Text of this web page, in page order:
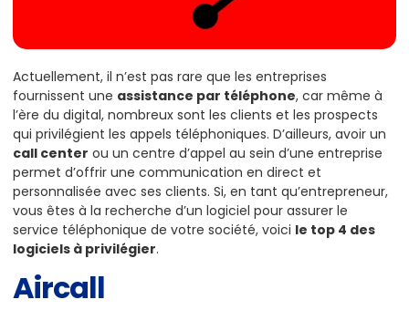
Actuellement, il n’est pas rare que les entreprises
fournissent une assistance par téléphone, car même à
l’ère du digital, nombreux sont les clients et les prospects
qui privilégient les appels téléphoniques. D’ailleurs, avoir un
call center ou un centre d’appel au sein d’une entreprise
permet d’offrir une communication en direct et
personnalisée avec ses clients. Si, en tant qu’entrepreneur,
vous êtes à la recherche d’un logiciel pour assurer le
service téléphonique de votre société, voici le top 4 des
logiciels à privilégier.
Aircall